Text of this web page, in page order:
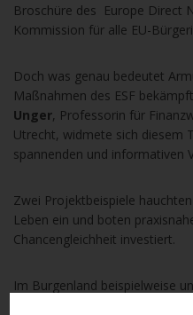
Broschüre des Europe Direct
Kommission für alle EU-
Doch was genau bedeutet
Maßnahmen des ESF
Unger, Professorin für
Utrecht, widmete sich diesem
spannenden und informativen
Zwei Projektbeispiele
Leben ein und boten
Chancengleichheit investiert.
Im Burgenland beispielweise